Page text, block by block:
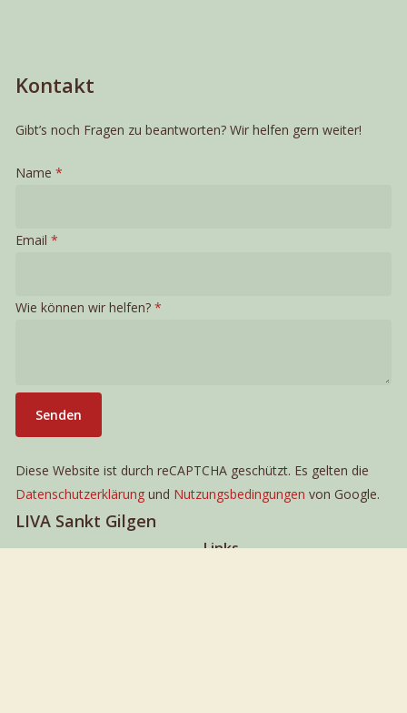
Kontakt
Gibt’s noch Fragen zu beantworten? Wir helfen gern weiter!
Name *
Email *
Wie können wir helfen? *
Senden
Diese Website ist durch reCAPTCHA geschützt. Es gelten die
Datenschutzerklärungund Nutzungsbedingungen von Google.
LIVA Sankt Gilgen
Links